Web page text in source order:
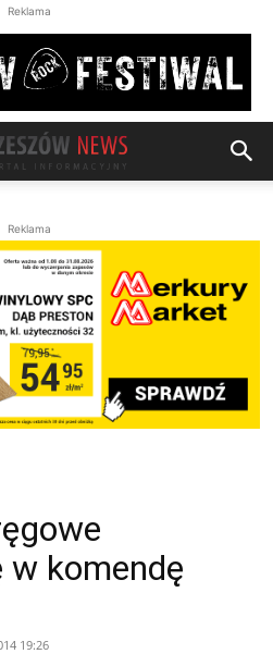
Reklama
Reklama
w komendę
19:26